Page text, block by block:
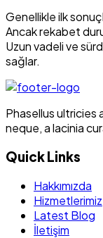
Genellikle ilk
Ancak rekabet
Uzun vadeli ve
sağlar.
Phasellus ultricies
neque, a lacinia
Quick Links
Hakkımızda
Hizmetlerimiz
Latest Blog
İletişim